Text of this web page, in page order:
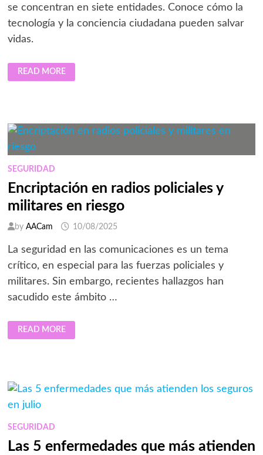
se concentran en siete entidades. Conoce cómo la
tecnología y la conciencia ciudadana pueden salvar
vidas.
SEGURIDAD
VIAL:
LA
INTELIGENTE,
CLAVES
SALVAR
VIDAS
EN
MÉXICO
READ MORE
SEGURIDAD
Encriptación en radios policiales y
militares en riesgo
by AACam 10/08/2025
La seguridad en las comunicaciones es un tema
crítico, en especial para las fuerzas policiales y
militares. Sin embargo, recientes hallazgos han
sacudido este ámbito …
ENCRIPTACIÓN
EN
RADIOS
RIESGO
READ MORE
SEGURIDAD
Las 5 enfermedades que más atienden